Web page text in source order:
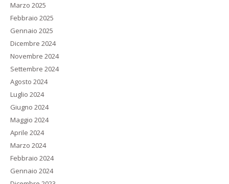
Marzo 2025
Febbraio 2025
Gennaio 2025
Dicembre 2024
Novembre 2024
Settembre 2024
Agosto 2024
Luglio 2024
Giugno 2024
Maggio 2024
Aprile 2024
Marzo 2024
Febbraio 2024
Gennaio 2024